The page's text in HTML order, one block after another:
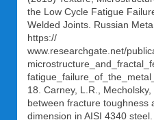
the Low Cycle Fatigue
Welded Joints. Russian
https://
www.researchgate.net/
18. Carney, L.R.,
between fracture toughness
dimension in AISI 4340